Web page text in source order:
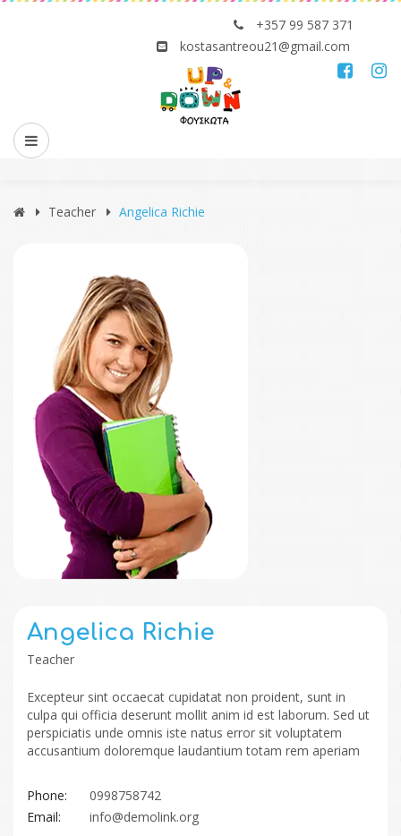
+357 99 587 371
kostasantreou21@gmail.com
Teacher Angelica Richie
Angelica Richie
Teacher
Excepteur sint occaecat cupidatat non proident, sunt in
culpa qui officia deserunt mollit anim id est laborum. Sed ut
perspiciatis unde omnis iste natus error sit voluptatem
accusantium doloremque laudantium totam rem aperiam
Phone:
0998758742
Email:
info@demolink.org